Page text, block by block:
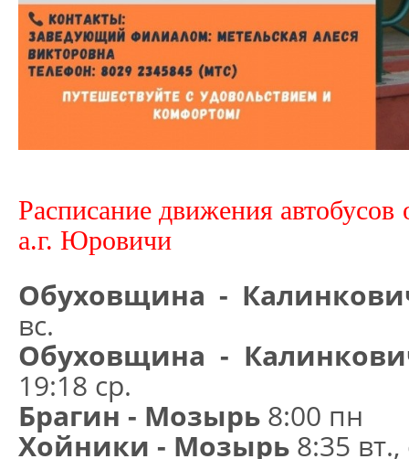
Расписание движения автобусов
а.г. Юровичи
Обуховщина -
вс.
Обуховщина -
19:18 ср.
Брагин - Мозырь 8:00 пн
Хойники - Мозырь 8:35